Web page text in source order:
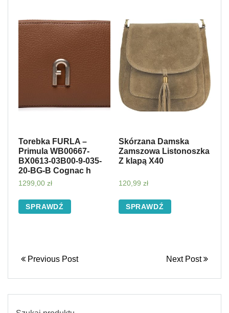
Torebka FURLA –
Primula WB00667-
BX0613-03B00-9-035-
20-BG-B Cognac h
1299,00 zł
SPRAWDŹ
Skórzana Damska
Zamszowa Listonoszka
Z klapą X40
120,99 zł
SPRAWDŹ
Previous Post Next Post